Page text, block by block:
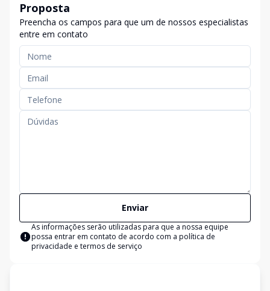
Proposta
Preencha os campos para que um de nossos especialistas
entre em contato
Enviar
As informações serão utilizadas para que a nossa equipe
possa entrar em contato de acordo com a política de
privacidade e termos de serviço